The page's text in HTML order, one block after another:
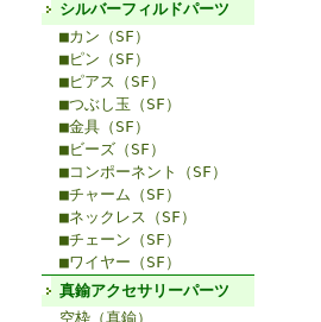
シルバーフィルドパーツ
■カン（SF）
■ピン（SF）
■ピアス（SF）
■つぶし玉（SF）
■金具（SF）
■ビーズ（SF）
■コンポーネント（SF）
■チャーム（SF）
■ネックレス（SF）
■チェーン（SF）
■ワイヤー（SF）
真鍮アクセサリーパーツ
空枠（真鍮）